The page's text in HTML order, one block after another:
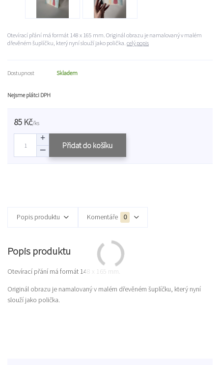
Otevírací přání má formát 148 x 165 mm. Originál obrazu je namalovaný v malém
dřevěném šuplíčku, který nyní slouží jako polička. celý popis
Dostupnost Skladem
Nejsme plátci DPH
85 Kč/ks
Přidat do košíku
Popis produktu Komentáře 0
Popis produktu
Otevírací přání má formát 148 x 165 mm.
Originál obrazu je namalovaný v malém dřevěném šuplíčku, který nyní
slouží jako polička.